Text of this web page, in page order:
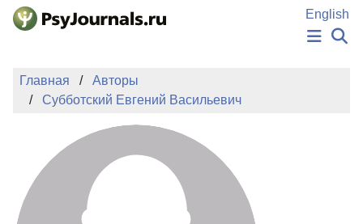
Перейти к основному содержанию
English
ИЗДАНИЯ
ПОДАТЬ РУКОПИСЬ
БАЗА ЗНАНИЙ
КЛЮЧЕВЫЕ СЛОВА
Регистрация
Главная
Авторы
Субботский Евгений Васильевич